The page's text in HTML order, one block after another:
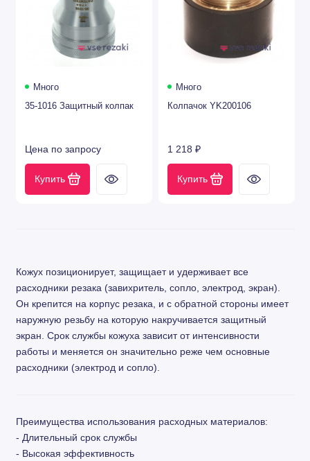
Много
35-1016 Защитный колпак
Цена по запросу
Купить
Много
Колпачок YK200106
1 218 ₽
Купить
Кожух позиционирует, защищает и удерживает все
расходники резака (завихритель, сопло, электрод, экран).
Он крепится на корпус резака, и с обратной стороны имеет
наружную резьбу на которую накручивается защитный
экран. Срок службы кожуха зависит от интенсивности
работы и меняется он значительно реже чем основные
расходники (электрод и сопло).
Преимущества использования расходных материалов:
- Длительный срок службы
- Высокая эффективность